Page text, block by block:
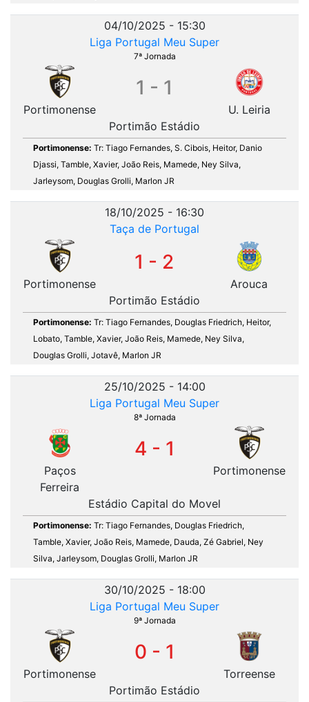
04/10/2025 - 15:30
Liga Portugal Meu Super
7ª Jornada
Portimonense
1 - 1
U. Leiria
Portimão Estádio
Portimonense: Tr: Tiago Fernandes, S. Cibois, Heitor, Danio
Djassi, Tamble, Xavier, João Reis, Mamede, Ney Silva,
Jarleysom, Douglas Grolli, Marlon JR
18/10/2025 - 16:30
Taça de Portugal
Portimonense
1 - 2
Arouca
Portimão Estádio
Portimonense: Tr: Tiago Fernandes, Douglas Friedrich, Heitor,
Lobato, Tamble, Xavier, João Reis, Mamede, Ney Silva,
Douglas Grolli, Jotavê, Marlon JR
25/10/2025 - 14:00
Liga Portugal Meu Super
8ª Jornada
Paços
Ferreira
4 - 1
Portimonense
Estádio Capital do Movel
Portimonense: Tr: Tiago Fernandes, Douglas Friedrich,
Tamble, Xavier, João Reis, Mamede, Dauda, Zé Gabriel, Ney
Silva, Jarleysom, Douglas Grolli, Marlon JR
30/10/2025 - 18:00
Liga Portugal Meu Super
9ª Jornada
Portimonense
0 - 1
Torreense
Portimão Estádio